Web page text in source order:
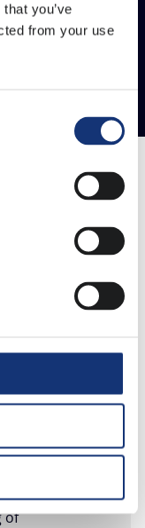
you’ve
from your use
of